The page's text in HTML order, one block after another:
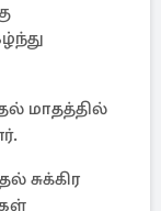
மாதத்தில்
சுக்கிர